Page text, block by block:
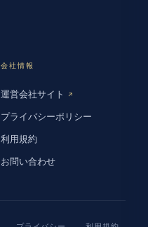
会社情報
運営会社サイト ↗
プライバシーポリシー
利用規約
お問い合わせ